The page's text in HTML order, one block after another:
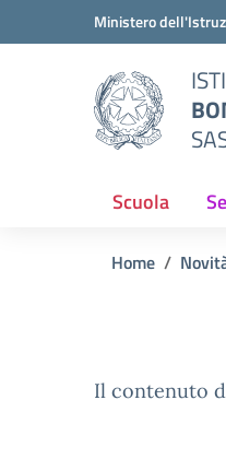
Vai ai contenuti
Vai al menu di navigazione
Ministero
Scuola
Home
Il contenuto